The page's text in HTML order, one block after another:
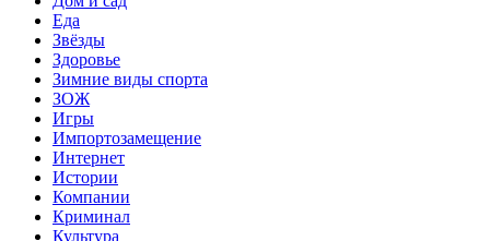
Еда
Звёзды
Здоровье
Зимние виды спорта
ЗОЖ
Игры
Импортозамещение
Интернет
Истории
Компании
Криминал
Культура